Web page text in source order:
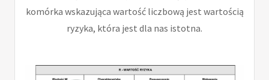
komórka wskazująca wartość liczbową jest wartością
ryzyka, która jest dla nas istotna.